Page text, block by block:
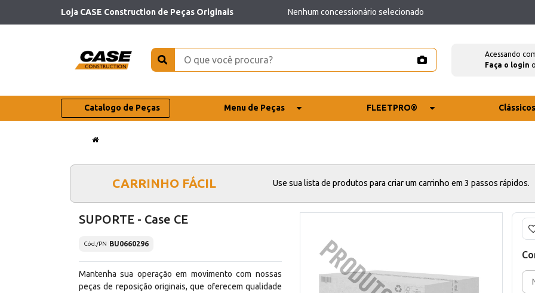
Loja CASE Construction de Peças Originais Nenhum concessionário selecionado
Acessando
Faça o login
Catalogo de Peças Menu de Peças FLEETPRO®
CARRINHO FÁCIL Use sua lista de produtos para criar um carrinho em 3 passos rápidos.
SUPORTE - Case CE
Cód./PN BU0660296
Mantenha sua operação em movimento com nossas
peças de reposição originais, que oferecem qualidade